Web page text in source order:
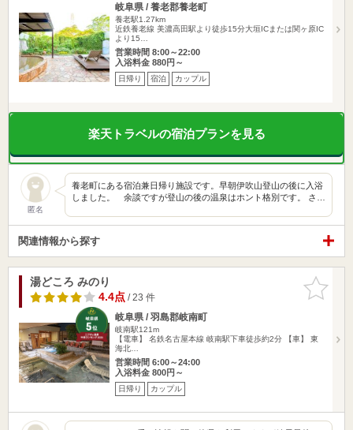
岐阜県 / 養老郡養老町
養老駅1.27km
近鉄養老線 美濃高田駅より徒歩15分大垣ICまたは関ヶ原IC
より15…
営業時間 8:00～22:00
入浴料金 880円～
日帰り 宿泊 カップル
楽天トラベルの宿泊プランを見る
匿名
養老町にある宿泊兼日帰り施設です。早朝伊吹山登山の後に入浴
しました。 余談ですが登山の後の温泉はホント格別です。 さ…
関連情報から探す
お気に入
りに追加
湯どころ みのり
4.4点/ 23 件
岐阜県 / 羽島郡岐南町
岐南駅121m
【電車】 名鉄名古屋本線 岐南駅下車徒歩約2分 【車】 東
海北…
営業時間 6:00～24:00
入浴料金 800円～
日帰り カップル